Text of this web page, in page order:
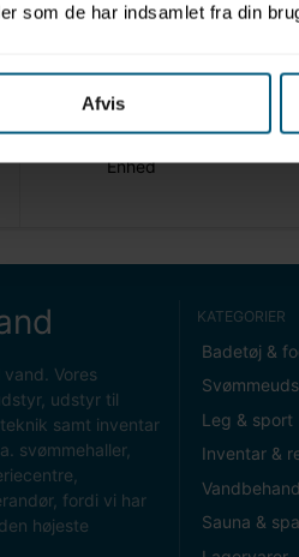
som de har indsamlet fra din
Afvis
Nettovægt (gram)
Enhed
Vores
udstyr til
samt inventar
svømmehaller,
fordi vi har
højeste
KATEGORIER
Badetøj &
Leg & sport
Inventar &
Sauna & spa